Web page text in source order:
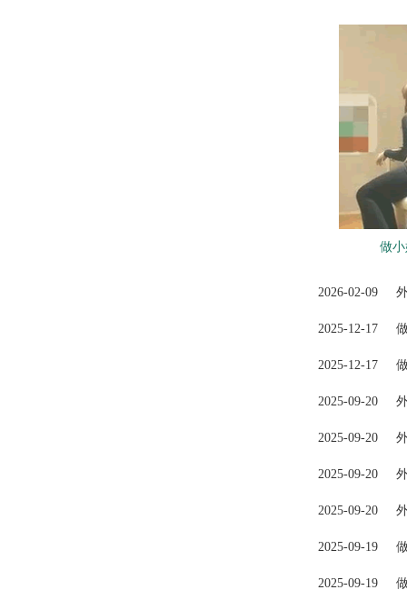
做
2026-02-09
2025-12-17
2025-12-17
2025-09-20
2025-09-20
2025-09-20
2025-09-20
2025-09-19
2025-09-19